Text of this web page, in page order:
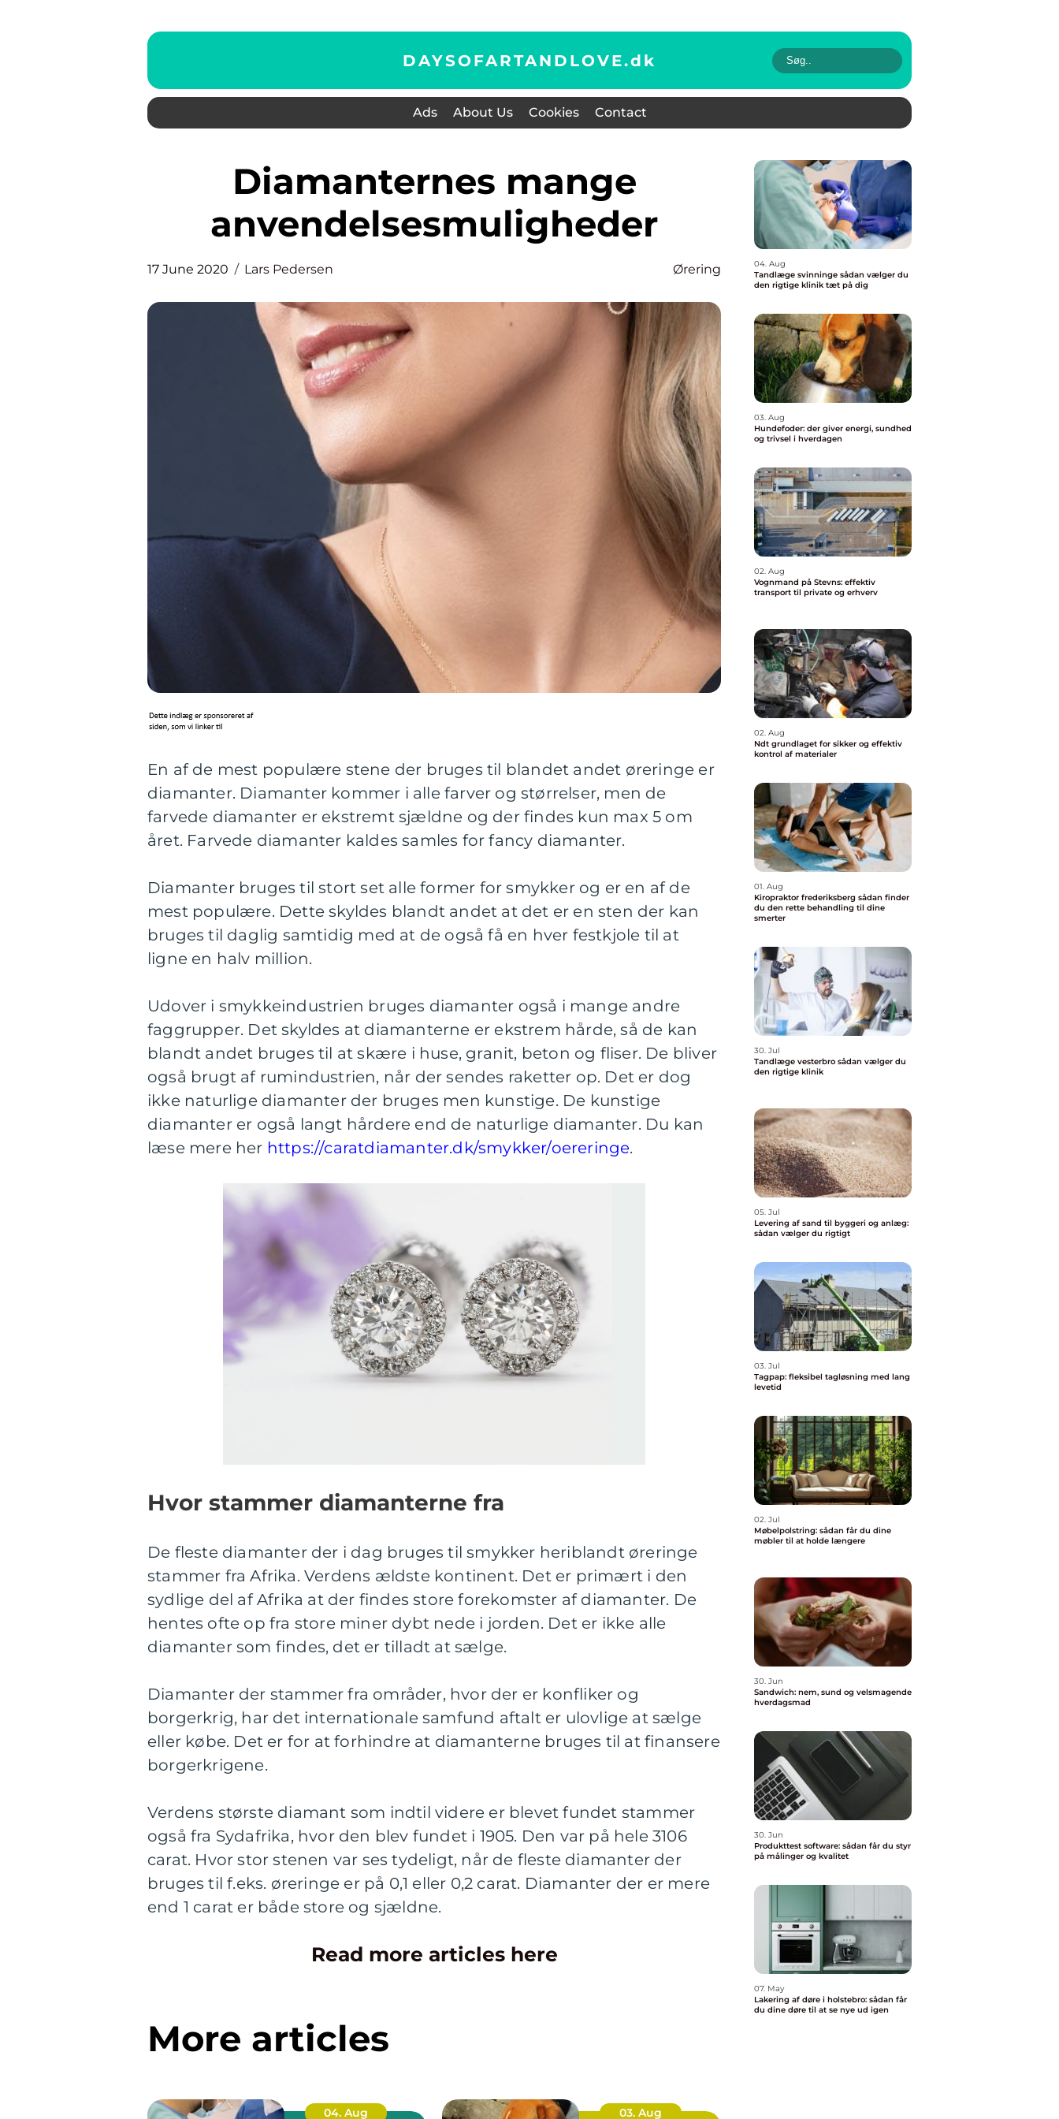
DAYSOFARTANDLOVE.dk
Ads About Us Cookies Contact
Diamanternes mange
anvendelsesmuligheder
17 June 2020 Lars Pedersen Ørering
En af de mest populære stene der bruges til blandet andet øreringe er
diamanter. Diamanter kommer i alle farver og størrelser, men de
farvede diamanter er ekstremt sjældne og der findes kun max 5 om
året. Farvede diamanter kaldes samles for fancy diamanter.
Diamanter bruges til stort set alle former for smykker og er en af de
mest populære. Dette skyldes blandt andet at det er en sten der kan
bruges til daglig samtidig med at de også få en hver festkjole til at
ligne en halv million.
Udover i smykkeindustrien bruges diamanter også i mange andre
faggrupper. Det skyldes at diamanterne er ekstrem hårde, så de kan
blandt andet bruges til at skære i huse, granit, beton og fliser. De bliver
også brugt af rumindustrien, når der sendes raketter op. Det er dog
ikke naturlige diamanter der bruges men kunstige. De kunstige
diamanter er også langt hårdere end de naturlige diamanter. Du kan
læse mere her https://caratdiamanter.dk/smykker/oereringe.
Hvor stammer diamanterne fra
De fleste diamanter der i dag bruges til smykker heriblandt øreringe
stammer fra Afrika. Verdens ældste kontinent. Det er primært i den
sydlige del af Afrika at der findes store forekomster af diamanter. De
hentes ofte op fra store miner dybt nede i jorden. Det er ikke alle
diamanter som findes, det er tilladt at sælge.
Diamanter der stammer fra områder, hvor der er konfliker og
borgerkrig, har det internationale samfund aftalt er ulovlige at sælge
eller købe. Det er for at forhindre at diamanterne bruges til at finansere
borgerkrigene.
Verdens største diamant som indtil videre er blevet fundet stammer
også fra Sydafrika, hvor den blev fundet i 1905. Den var på hele 3106
carat. Hvor stor stenen var ses tydeligt, når de fleste diamanter der
bruges til f.eks. øreringe er på 0,1 eller 0,2 carat. Diamanter der er mere
end 1 carat er både store og sjældne.
Read more articles here
More articles
04. Aug
03. Aug
04. Aug
Tandlæge svinninge sådan vælger du
den rigtige klinik tæt på dig
03. Aug
Hundefoder: der giver energi, sundhed
og trivsel i hverdagen
02. Aug
Vognmand på Stevns: effektiv
transport til private og erhverv
02. Aug
Ndt grundlaget for sikker og effektiv
kontrol af materialer
01. Aug
Kiropraktor frederiksberg sådan finder
du den rette behandling til dine
smerter
30. Jul
Tandlæge vesterbro sådan vælger du
den rigtige klinik
05. Jul
Levering af sand til byggeri og anlæg:
sådan vælger du rigtigt
03. Jul
Tagpap: fleksibel tagløsning med lang
levetid
02. Jul
Møbelpolstring: sådan får du dine
møbler til at holde længere
30. Jun
Sandwich: nem, sund og velsmagende
hverdagsmad
30. Jun
Produkttest software: sådan får du styr
på målinger og kvalitet
07. May
Lakering af døre i holstebro: sådan får
du dine døre til at se nye ud igen